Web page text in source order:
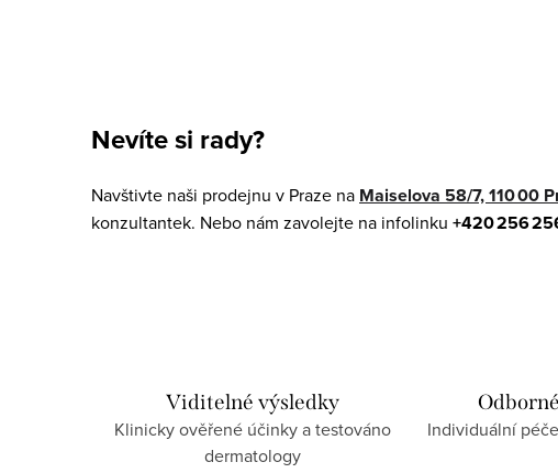
l
á
d
Nevíte si rady?
Navštivte naši prodejnu v Praze na Maiselova 58/7, 110 00
konzultantek. Nebo nám zavolejte na infolinku +420 256
Viditelné výsledky
Klinicky ověřené účinky a testováno
dermatology
Individuální